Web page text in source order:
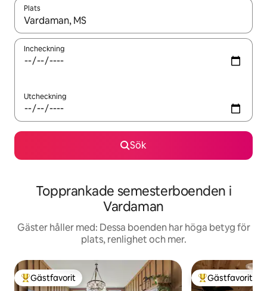
Plats
När resultaten är tillgängliga kan du navigera med upp- och
Incheckning
Utcheckning
Sök
Topprankade semesterboenden i
Vardaman
Gäster håller med: Dessa boenden har höga betyg för
plats, renlighet och mer.
Populär gästfavorit
Gästfavorit Populär
Gästfavorit